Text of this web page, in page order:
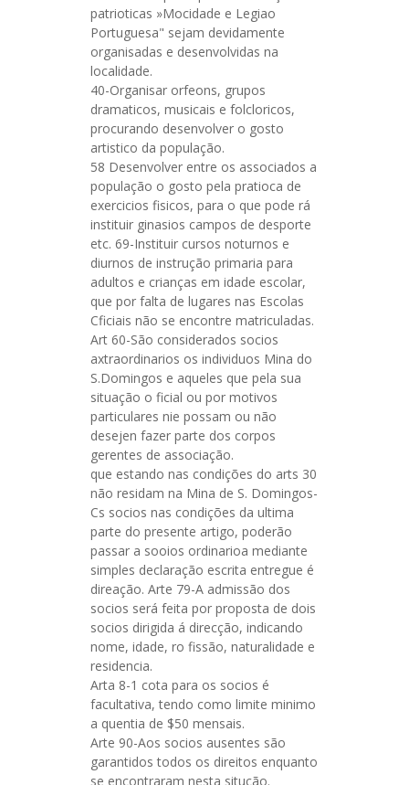
patrioticas »Mocidade e Legiao
Portuguesa" sejam devidamente
organisadas e desenvolvidas na
localidade.
40-Organisar orfeons, grupos
dramaticos, musicais e folcloricos,
procurando desenvolver o gosto
artistico da população.
58 Desenvolver entre os associados a
população o gosto pela pratioca de
exercicios fisicos, para o que pode rá
instituir ginasios campos de desporte
etc. 69-Instituir cursos noturnos e
diurnos de instrução primaria para
adultos e crianças em idade escolar,
que por falta de lugares nas Escolas
Cficiais não se encontre matriculadas.
Art 60-São considerados socios
axtraordinarios os individuos Mina do
S.Domingos e aqueles que pela sua
situação o ficial ou por motivos
particulares nie possam ou não
desejen fazer parte dos corpos
gerentes de associação.
que estando nas condições do arts 30
não residam na Mina de S. Domingos-
Cs socios nas condições da ultima
parte do presente artigo, poderão
passar a sooios ordinarioa mediante
simples declaração escrita entregue é
direação. Arte 79-A admissão dos
socios será feita por proposta de dois
socios dirigida á direcção, indicando
nome, idade, ro fissão, naturalidade e
residencia.
Arta 8-1 cota para os socios é
facultativa, tendo como limite minimo
a quentia de $50 mensais.
Arte 90-Aos socios ausentes são
garantidos todos os direitos enquanto
se encontraram nesta situção.